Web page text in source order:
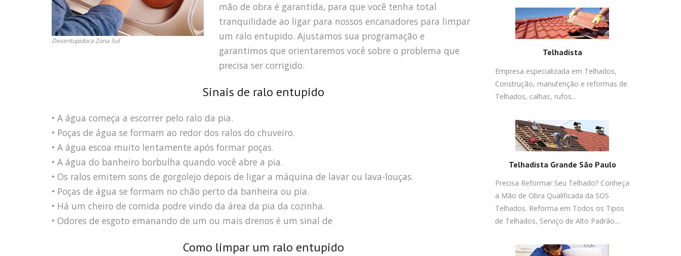
Desentupidora Zona Sul
mão de obra é garantida, para que você tenha total
tranquilidade ao ligar para nossos encanadores para limpar
um ralo entupido. Ajustamos sua programação e
garantimos que orientaremos você sobre o problema que
precisa ser corrigido.
Sinais de ralo entupido
• A água começa a escorrer pelo ralo da pia.
• Poças de água se formam ao redor dos ralos do chuveiro.
• A água escoa muito lentamente após formar poças.
• A água do banheiro borbulha quando você abre a pia.
• Os ralos emitem sons de gorgolejo depois de ligar a máquina de lavar ou lava-louças.
• Poças de água se formam no chão perto da banheira ou pia.
• Há um cheiro de comida podre vindo da área da pia da cozinha.
• Odores de esgoto emanando de um ou mais drenos é um sinal de
Como limpar um ralo entupido
Telhadista
Empresa especializada em Telhados,
Construção, manutenção e reformas de
Telhados, calhas, rufos...
Telhadista Grande São Paulo
Precisa Reformar Seu Telhado? Conheça
a Mão de Obra Qualificada da SOS
Telhados. Reforma em Todos os Tipos
de Telhados, Serviço de Alto Padrão....